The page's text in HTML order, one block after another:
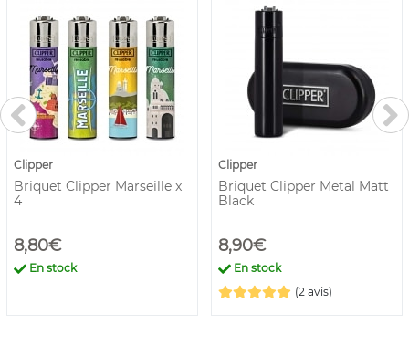
Clipper
Briquet Clipper Marseille x
4
8,80€
En stock
Clipper
Briquet Clipper Metal Matt
Black
8,90€
En stock
(2 avis)